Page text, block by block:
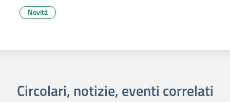
Novità
Circolari, notizie, eventi correlati